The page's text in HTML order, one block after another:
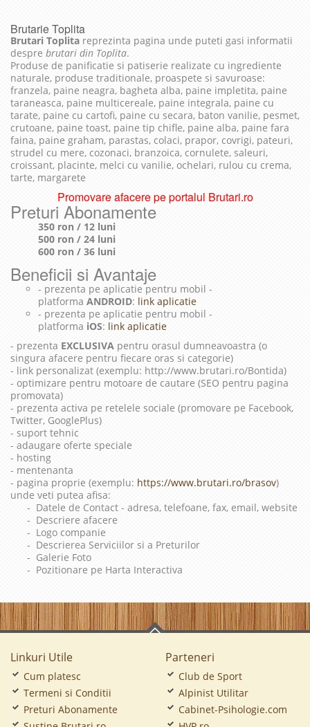
Brutarie Toplita
Brutari Toplita reprezinta pagina unde puteti gasi informatii
despre brutari din Toplita.
Produse de panificatie si patiserie realizate cu ingrediente
naturale, produse traditionale, proaspete si savuroase:
franzela, paine neagra, bagheta alba, paine impletita, paine
taraneasca, paine multicereale, paine integrala, paine cu
tarate, paine cu cartofi, paine cu secara, baton vanilie, pesmet,
crutoane, paine toast, paine tip chifle, paine alba, paine fara
faina, paine graham, parastas, colaci, prapor, covrigi, pateuri,
strudel cu mere, cozonaci, branzoica, cornulete, saleuri,
croissant, placinte, melci cu vanilie, ochelari, rulou cu crema,
tarte, margarete
Promovare afacere pe portalul Brutari.ro
Preturi Abonamente
350 ron / 12 luni
500 ron / 24 luni
600 ron / 36 luni
Beneficii si Avantaje
- prezenta pe aplicatie pentru mobil -
platforma ANDROID: link aplicatie
- prezenta pe aplicatie pentru mobil -
platforma iOS: link aplicatie
- prezenta EXCLUSIVA pentru orasul dumneavoastra (o
singura afacere pentru fiecare oras si categorie)
- link personalizat (exemplu: http://www.brutari.ro/Bontida)
- optimizare pentru motoare de cautare (SEO pentru pagina
promovata)
- prezenta activa pe retelele sociale (promovare pe Facebook,
Twitter, GooglePlus)
- suport tehnic
- adaugare oferte speciale
- hosting
- mentenanta
- pagina proprie (exemplu: https://www.brutari.ro/brasov)
unde veti putea afisa:
- Datele de Contact - adresa, telefoane, fax, email, website
- Descriere afacere
- Logo companie
- Descrierea Serviciilor si a Preturilor
- Galerie Foto
- Pozitionare pe Harta Interactiva
Linkuri Utile
Cum platesc
Termeni si Conditii
Preturi Abonamente
Parteneri
Club de Sport
Alpinist Utilitar
Cabinet-Psihologie.com